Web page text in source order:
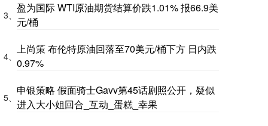
3、
盈为国际 WTI原油期货结算价跌1.01% 报66.9美
元/桶
4、
上尚策 布伦特原油回落至70美元/桶下方 日内跌
0.97%
5、
申银策略 假面骑士Gavv第45话剧照公开，疑似
进入大小姐回合_互动_蛋糕_幸果